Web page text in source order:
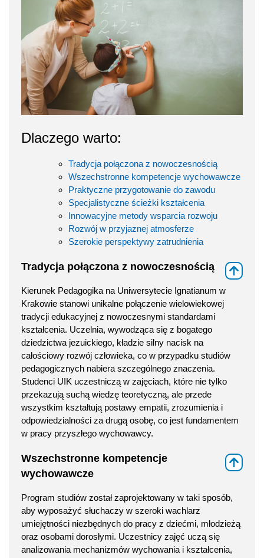
Dlaczego warto:
Tradycja połączona z nowoczesnością
Wszechstronne kompetencje wychowawcze
Praktyczne przygotowanie do zawodu
Specjalistyczne ścieżki kształcenia
Innowacyjne metody wsparcia rozwoju
Rozwój w przyjaznej atmosferze
Szerokie perspektywy zatrudnienia
Tradycja połączona z nowoczesnością
Kierunek Pedagogika na Uniwersytecie Ignatianum w
Krakowie stanowi unikalne połączenie wielowiekowej
tradycji edukacyjnej z nowoczesnymi standardami
kształcenia. Uczelnia, wywodząca się z bogatego
dziedzictwa jezuickiego, kładzie silny nacisk na
całościowy rozwój człowieka, co w przypadku studiów
pedagogicznych nabiera szczególnego znaczenia.
Studenci UIK uczestniczą w zajęciach, które nie tylko
przekazują suchą wiedzę teoretyczną, ale przede
wszystkim kształtują postawy empatii, zrozumienia i
odpowiedzialności za drugą osobę, co jest fundamentem
w pracy przyszłego wychowawcy.
Wszechstronne kompetencje
wychowawcze
Program studiów został zaprojektowany w taki sposób,
aby wyposażyć słuchaczy w szeroki wachlarz
umiejętności niezbędnych do pracy z dziećmi, młodzieżą
oraz osobami dorosłymi. Uczestnicy zajęć uczą się
analizowania mechanizmów wychowania i kształcenia,